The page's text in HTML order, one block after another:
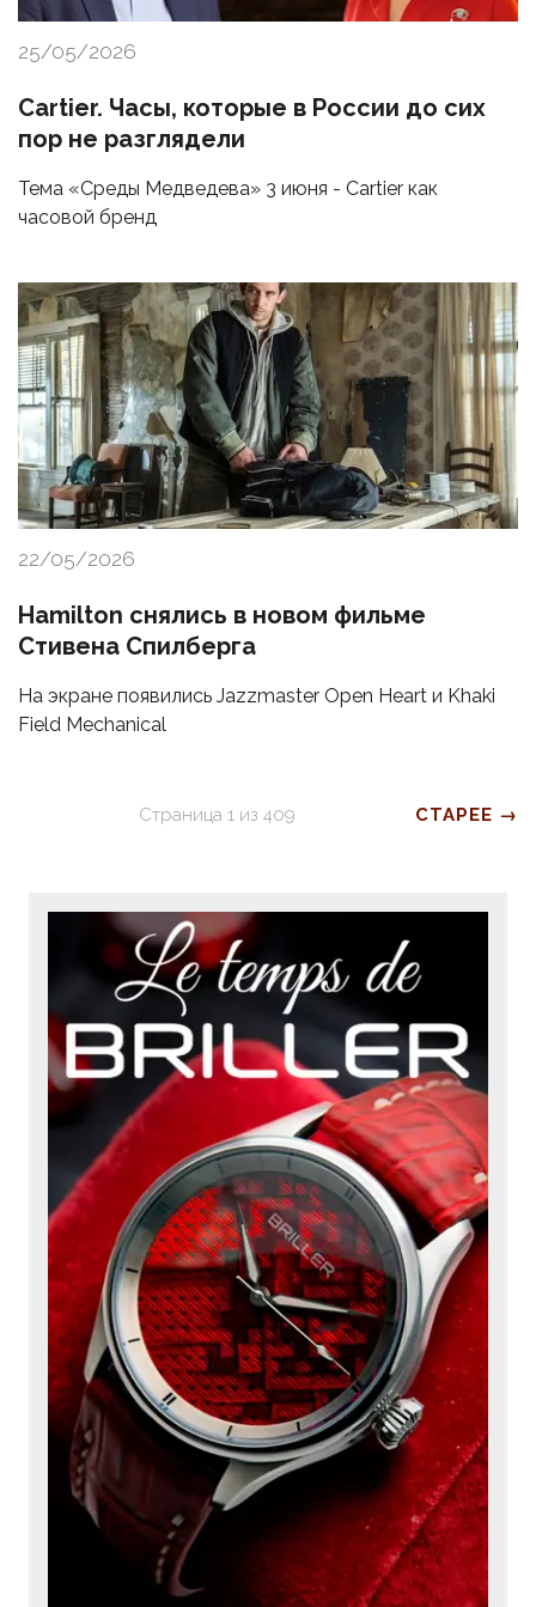
25/05/2026
Cartier. Часы, которые в России до сих
пор не разглядели
Тема «Среды Медведева» 3 июня - Cartier как
часовой бренд
22/05/2026
Hamilton снялись в новом фильме
Стивена Спилберга
На экране появились Jazzmaster Open Heart и Khaki
Field Mechanical
Страница 1из 409 СТАРЕЕ →